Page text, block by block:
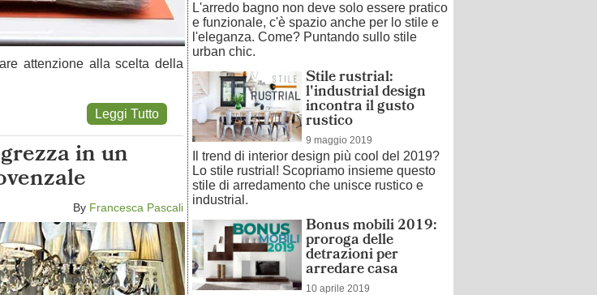
attenzione alla scelta della
Leggi Tutto
in un
By Francesca Pascali
L'arredo bagno non deve solo essere pratico
e funzionale, c'è spazio anche per lo stile e
l'eleganza. Come? Puntando sullo stile
urban chic.
Stile rustrial:
l'industrial design
incontra il gusto
rustico
9 maggio 2019
Il trend di interior design più cool del 2019?
Lo stile rustrial! Scopriamo insieme questo
stile di arredamento che unisce rustico e
industrial.
Bonus mobili 2019:
proroga delle
detrazioni per
arredare casa
10 aprile 2019